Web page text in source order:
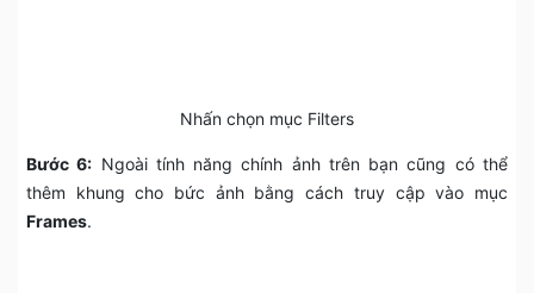
Nhấn chọn mục Filters
Bước 6: Ngoài tính năng chính ảnh trên bạn cũng có thể
thêm khung cho bức ảnh bằng cách truy cập vào mục
Frames.